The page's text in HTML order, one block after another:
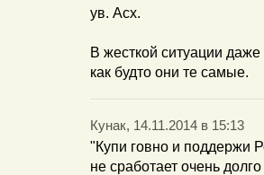
ув. Асх.
В жесткой ситуации
как будто они те самые.
Кунак, 14.11.2014 в 15:13
"Купи говно и поддержи
не сработает очень долго